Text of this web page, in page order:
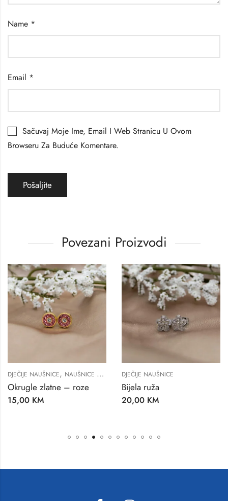
Name *
Email *
Sačuvaj Moje Ime, Email I Web Stranicu U Ovom
Browseru Za Buduće Komentare.
Povezani Proizvodi
ZA ŽENE
roze
DJEČIJE NAUŠNICE
Bijela ruža
DJEČIJE NAUŠNICE